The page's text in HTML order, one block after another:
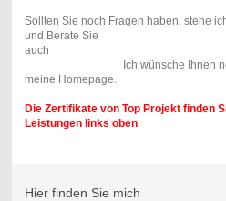
Sollten Sie noch Fragen haben, stehe
und Berate Sie
auch
Ich wünsche Ihnen noch
meine Homepage.
Die Zertifikate von Top Projekt finden
Leistungen links oben
Hier finden Sie mich